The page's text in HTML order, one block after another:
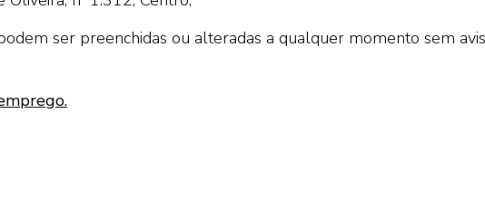
ser preenchidas ou alteradas a qualquer momento sem